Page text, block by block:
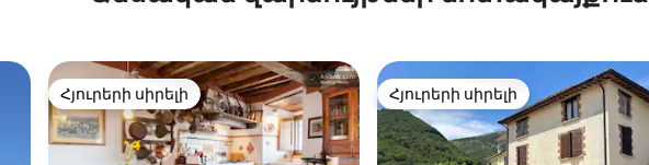
Հյուրերի սիրելի
Հյուրերի սիրելի Հյուրերի սիրելի
Հյուրերի սիրելի